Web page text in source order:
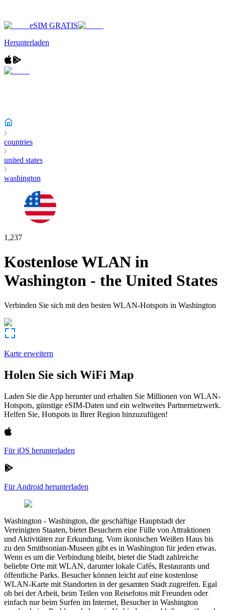
eSIM GRATIS
Herunterladen
countries
united states
washington
1,237
Kostenlose WLAN in
Washington - the United States
Verbinden Sie sich mit den besten WLAN-Hotspots in Washington
Karte erweitern
Holen Sie sich WiFi Map
Laden Sie die App herunter und erhalten Sie Millionen von WLAN-
Hotspots, günstige eSIM-Daten und ein weltweites Partnernetzwerk.
Helfen Sie, Hotspots in Ihrer Region hinzuzufügen!
Für iOS herunterladen
Für Android herunterladen
Washington - Washington, die geschäftige Hauptstadt der
Vereinigten Staaten, bietet Besuchern eine Fülle von Attraktionen
und Aktivitäten zur Erkundung. Vom ikonischen Weißen Haus bis
zu den Smithsonian-Museen gibt es in Washington für jeden etwas.
Wenn es um die Verbindung bleibt, bietet die Stadt zahlreiche
beliebte Orte mit WLAN, darunter lokale Cafés, Restaurants und
öffentliche Parks. Besucher können leicht auf eine kostenlose
WLAN-Karte mit Standorten in der gesamten Stadt zugreifen. Egal
ob bei der Arbeit, beim Teilen von Reisefotos mit Freunden oder
einfach nur beim Surfen im Internet, Besucher in Washington